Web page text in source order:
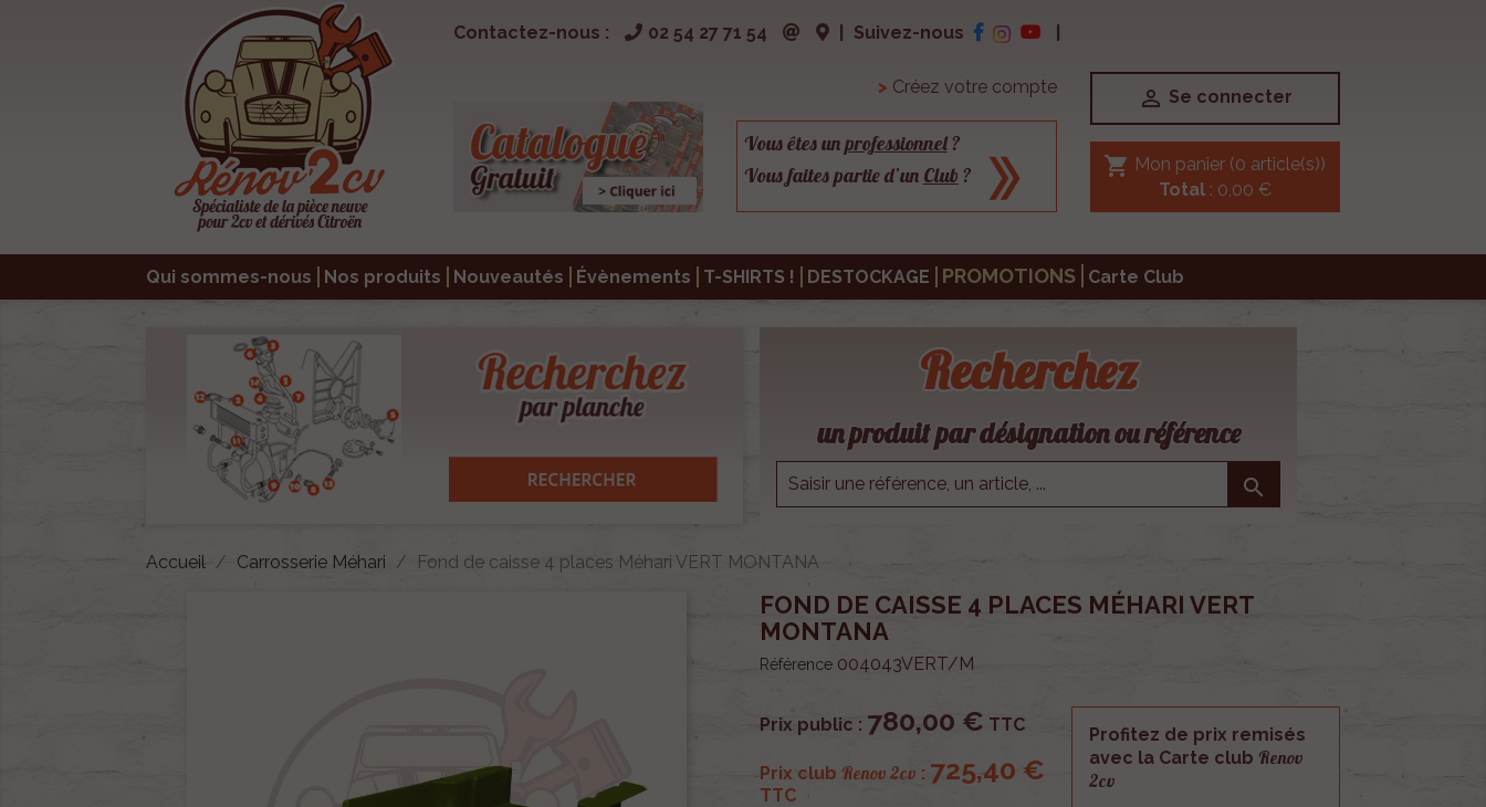
Contactez-nous : 02 54 27 71 54 Suivez-nous
> Créez votre compte
Vous êtes unprofessionnel?
Vous faites partie d’un Club ?
 Se connecter
shopping_cart Mon panier (0 article(s))
Total: 0,00 €
Qui sommes-nous Nos produits Nouveautés Évènements T-SHIRTS ! DESTOCKAGE PROMOTIONS Carte Club
Recherchez
un produit par désignation ou référence

Accueil Carrosserie Méhari Fond de caisse 4 places Méhari VERT MONTANA
FOND DE CAISSE 4 PLACES MÉHARI VERT
MONTANA
Référence 004043VERT/M
Prix public : 780,00 € TTC
Prix club Renov 2cv : 725,40 €
TTC
Profitez de prix remisés
avec la Carte club Renov
2cv